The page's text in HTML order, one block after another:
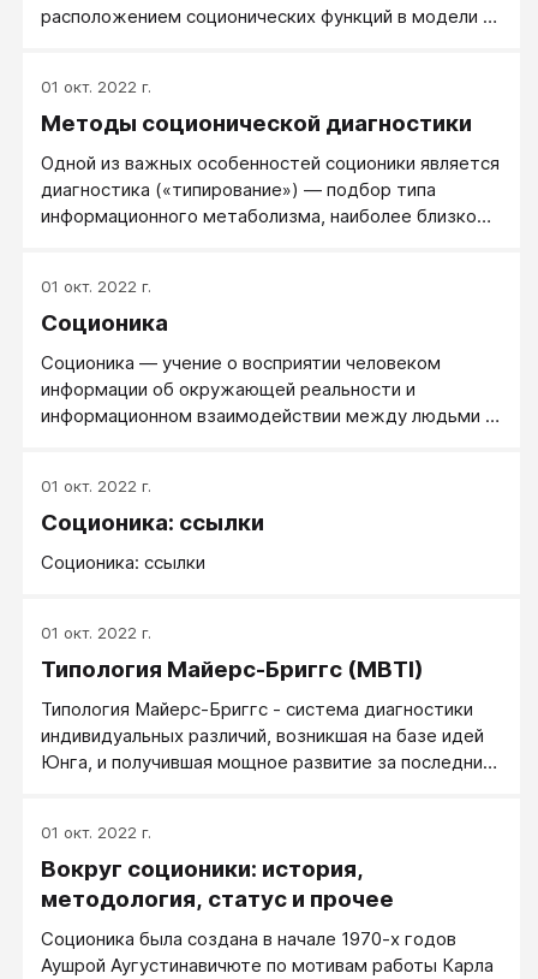
расположением соционических функций в модели А.
тип по своему воспринимает и обрабатывает
информацию. Существует несколько типов
зависят от стремлений и желаний людей.
01 окт. 2022 г.
Методы соционической диагностики
Одной из важных особенностей соционики является
диагностика («типирование») — подбор типа
информационного метаболизма, наиболее близко
подхода к определению психотипа человека: с
использованием соционических опросников;
невербальным признакам; Следует заметить что
подходы не являются взаимоисключающими и
зачастую используются совместно.
01 окт. 2022 г.
Соционика
Соционика — учение о восприятии человеком
информации об окружающей реальности и
информационном взаимодействии между людьми (в
ключевым понятием которой является «тип
информационного метаболизма» (социотип).
01 окт. 2022 г.
Соционика: ссылки
Соционика: ссылки
01 окт. 2022 г.
Типология Майерс-Бриггс (MBTI)
Типология Майерс-Бриггс - система диагностики
индивидуальных различий, возникшая на базе идей
Юнга, и получившая мощное развитие за последние
широкое применение в крупнейших западных
компаниях, что говорит о ее практической
надежности и валидности.
01 окт. 2022 г.
Вокруг соционики: история,
методология, статус и прочее
Соционика была создана в начале 1970-х годов
Аушрой Аугустинавичюте по мотивам работы Карла